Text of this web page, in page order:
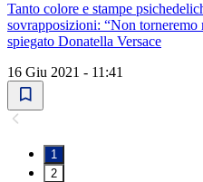
Tanto colore e stampe
sovrapposizioni: “Non
spiegato Donatella Versace
16 Giu 2021 - 11:41
1
2